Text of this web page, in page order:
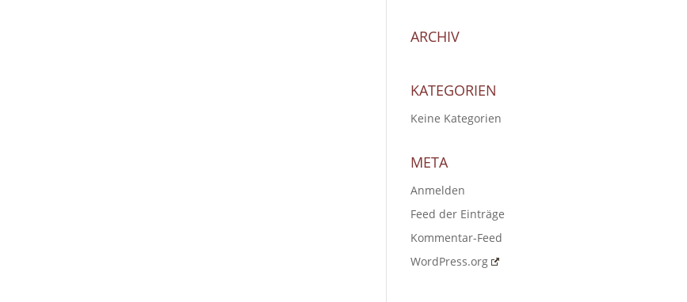
ARCHIV
KATEGORIEN
Keine Kategorien
META
Anmelden
Feed der Einträge
Kommentar-Feed
WordPress.org